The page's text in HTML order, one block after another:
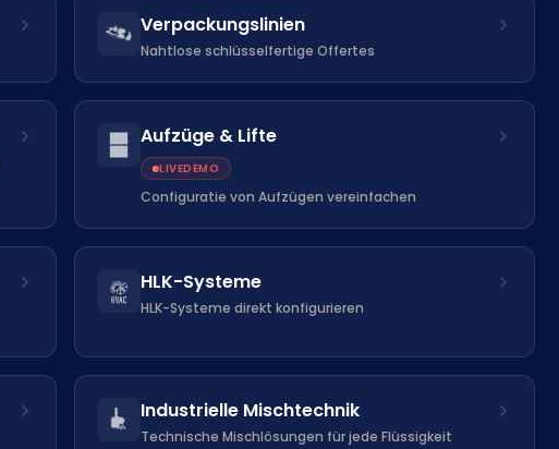
Verpackungslinien
Nahtlose schlüsselfertige Offertes
Aufzüge & Lifte
LIVEDEMO
Configuratie von Aufzügen vereinfachen
HLK-Systeme
HLK-Systeme direkt konfigurieren
Industrielle Mischtechnik
Technische Mischlösungen für jede Flüssigkeit